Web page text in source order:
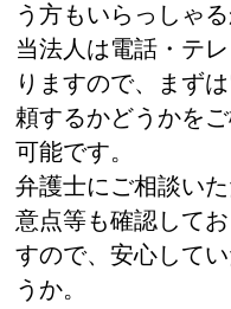
う方もいらっしゃ
当法人は電話・テ
りますので、まず
頼するかどうかを
可能です。
弁護士にご相談い
意点等も確認して
すので、安心して
うか。